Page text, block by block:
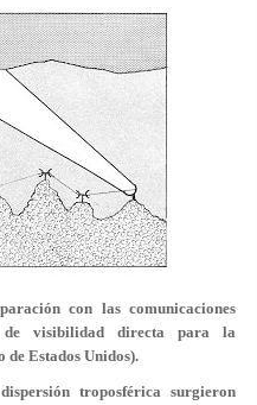
con las comunicaciones
de visibilidad directa para la
Estados Unidos).
troposférica surgieron